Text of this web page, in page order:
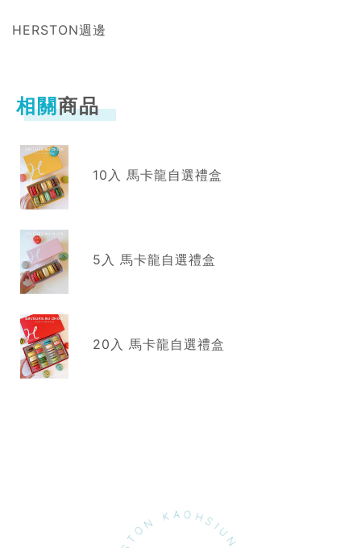
HERSTON週邊
相關商品
10入 馬卡龍自選禮盒
5入 馬卡龍自選禮盒
20入 馬卡龍自選禮盒